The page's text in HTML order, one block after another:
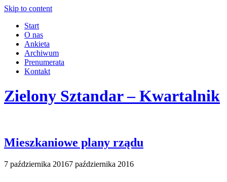
Skip to content
Start
O nas
Ankieta
Archiwum
Prenumerata
Kontakt
Zielony Sztandar – Kwartalnik
Mieszkaniowe plany rządu
7 października 20167 października 2016